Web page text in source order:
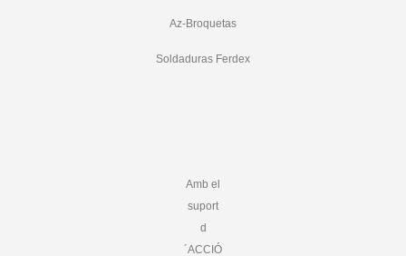
Az-Broquetas
Soldaduras Ferdex
Amb el
suport
d
´ACCIÓ